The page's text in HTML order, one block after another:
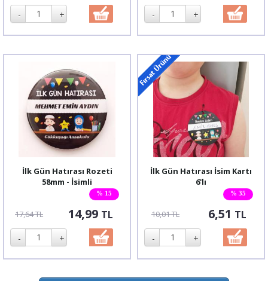
% 15
İlk Gün Hatırası Rozeti
58mm - İsimli
17,64 TL 14,99 TL
% 35
İlk Gün Hatırası İsim Kartı
6'lı
10,01 TL 6,51 TL